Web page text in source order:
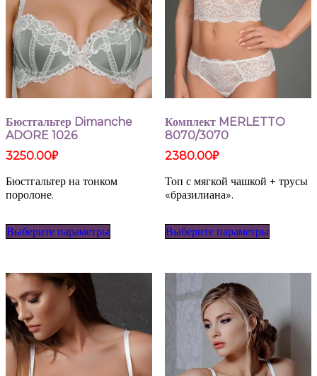
Бюстгальтер Dimanche
ADORE 1026
3250.00₽
Бюстгальтер на тонком
поролоне.
Выберите параметры
вариаций.
можно
выбрать
на
странице
товара.
Комплект MERLETTO
8070/3070
2380.00₽
Топ с мягкой чашкой + трусы
«бразилиана».
Выберите параметры
вариаций.
выбрать
на
странице
товара.